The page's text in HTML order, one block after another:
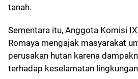
tanah.
Sementara itu, Anggota Komisi
Romaya mengajak masyarakat
perusakan hutan karena
terhadap keselamatan